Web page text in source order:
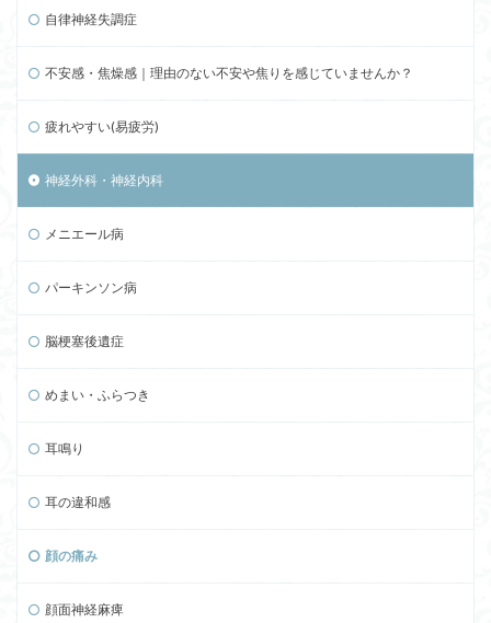
自律神経失調症
不安感・焦燥感｜理由のない不安や焦りを感じていませんか？
疲れやすい(易疲労)
神経外科・神経内科
メニエール病
パーキンソン病
脳梗塞後遺症
めまい・ふらつき
耳鳴り
耳の違和感
顔の痛み
顔面神経麻痺